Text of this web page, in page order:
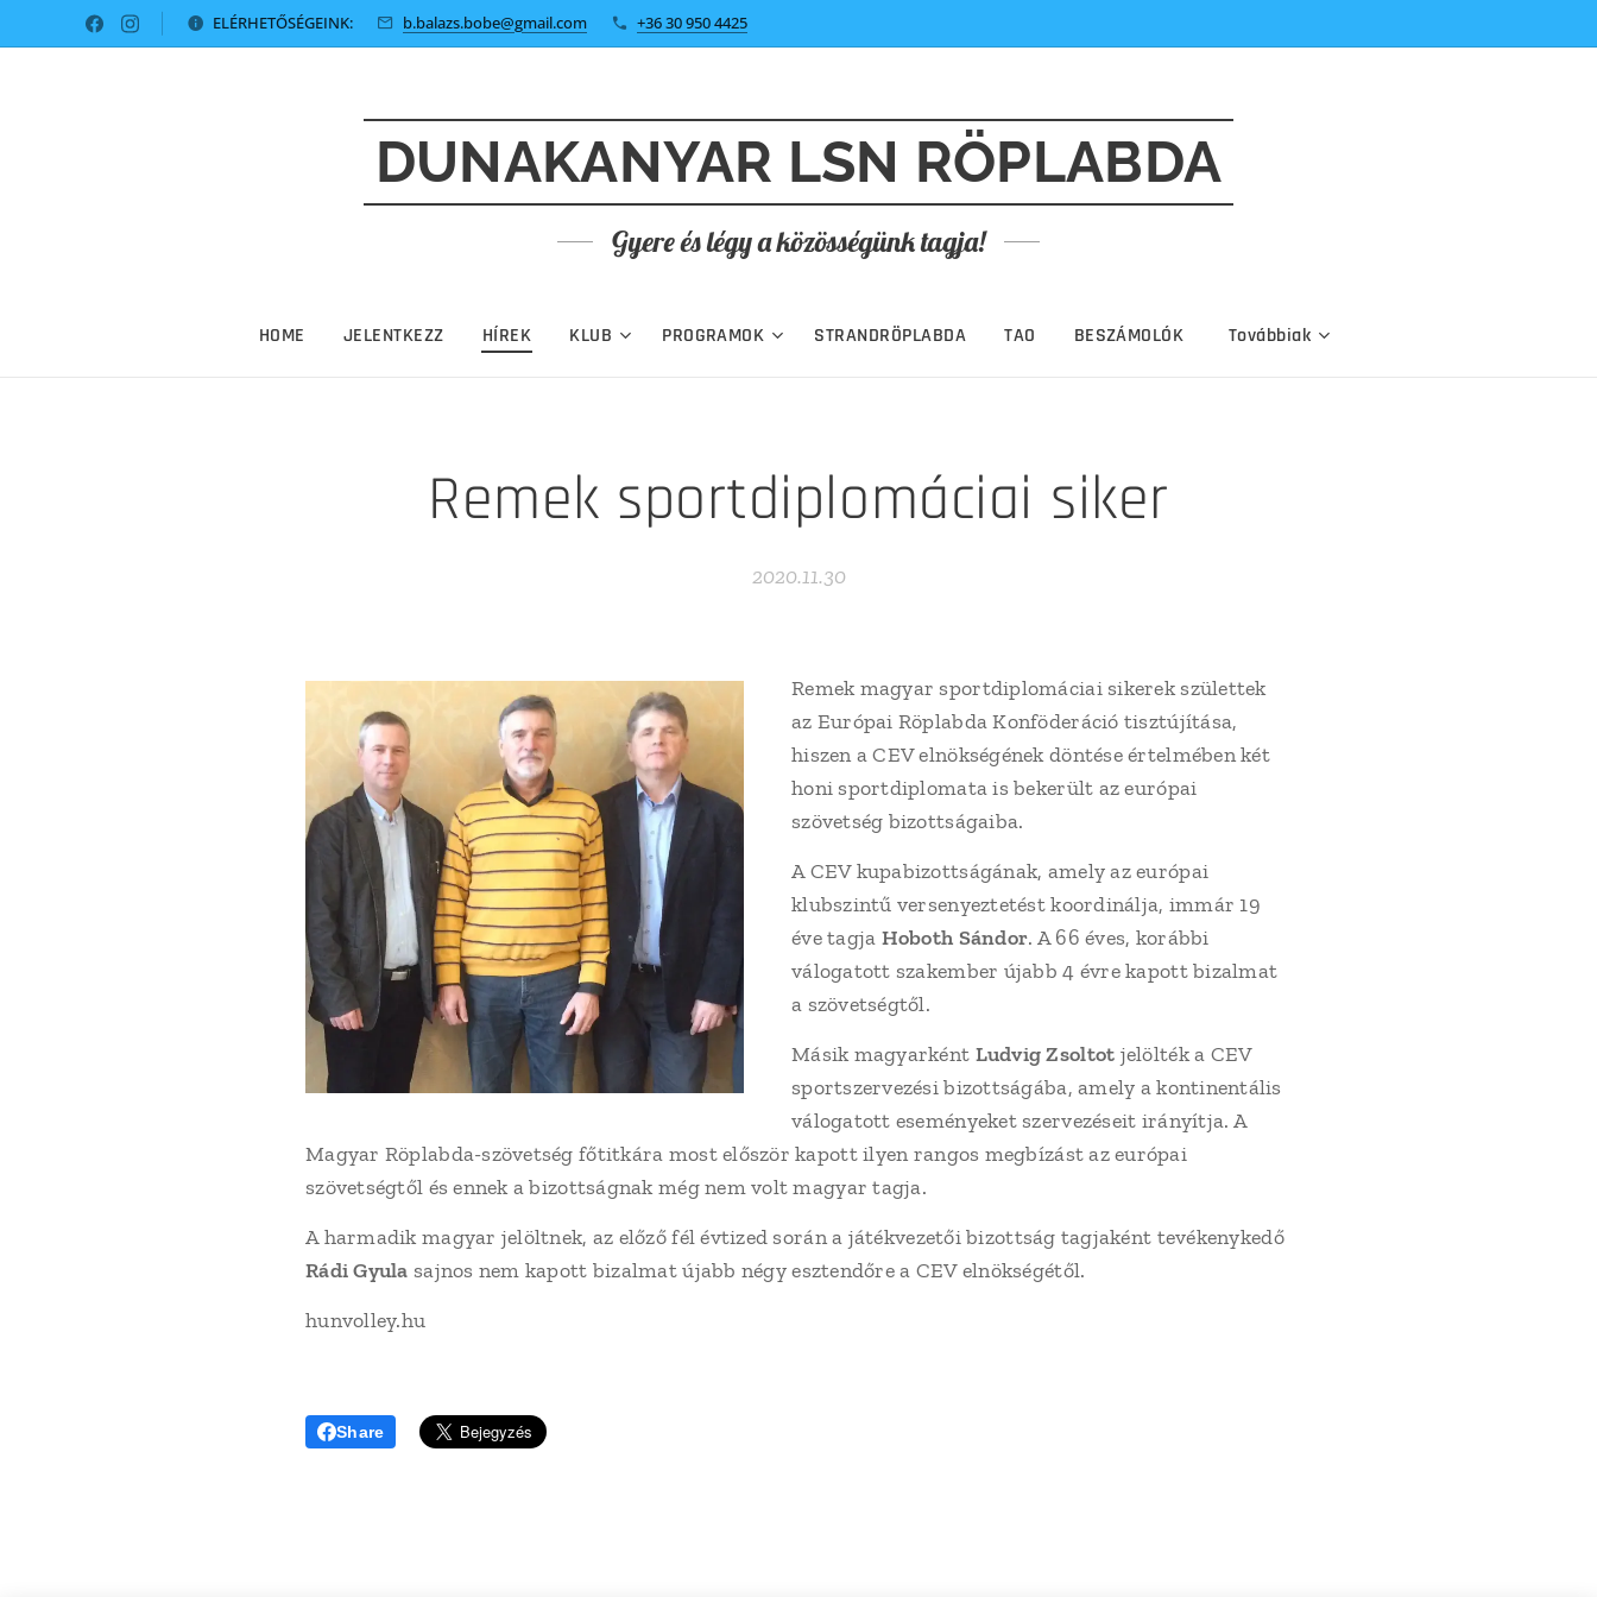
ELÉRHETŐSÉGEINK: b.balazs.bobe@gmail.com +36 30 950 4425
DUNAKANYAR LSN RÖPLABDA
Gyere és légy a közösségünk tagja!
HOME JELENTKEZZ HÍREK KLUB PROGRAMOK STRANDRÖPLABDA TAO BESZÁMOLÓK Továbbiak
Remek sportdiplomáciai siker
2020.11.30
Remek magyar sportdiplomáciai sikerek születtek
az Európai Röplabda Konföderáció tisztújítása,
hiszen a CEV elnökségének döntése értelmében két
honi sportdiplomata is bekerült az európai
szövetség bizottságaiba.
A CEV kupabizottságának, amely az európai
klubszintű versenyeztetést koordinálja, immár 19
éve tagja Hoboth Sándor. A 66 éves, korábbi
válogatott szakember újabb 4 évre kapott bizalmat
a szövetségtől.
Másik magyarként Ludvig Zsoltot jelölték a CEV
sportszervezési bizottságába, amely a kontinentális
válogatott eseményeket szervezéseit irányítja. A
Magyar Röplabda-szövetség főtitkára most először kapott ilyen rangos megbízást az európai
szövetségtől és ennek a bizottságnak még nem volt magyar tagja.
A harmadik magyar jelöltnek, az előző fél évtized során a játékvezetői bizottság tagjaként tevékenykedő
Rádi Gyula sajnos nem kapott bizalmat újabb négy esztendőre a CEV elnökségétől.
hunvolley.hu
Share